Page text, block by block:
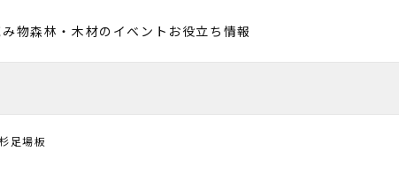
物森林・木材のイベント お役立ち情報
足場板